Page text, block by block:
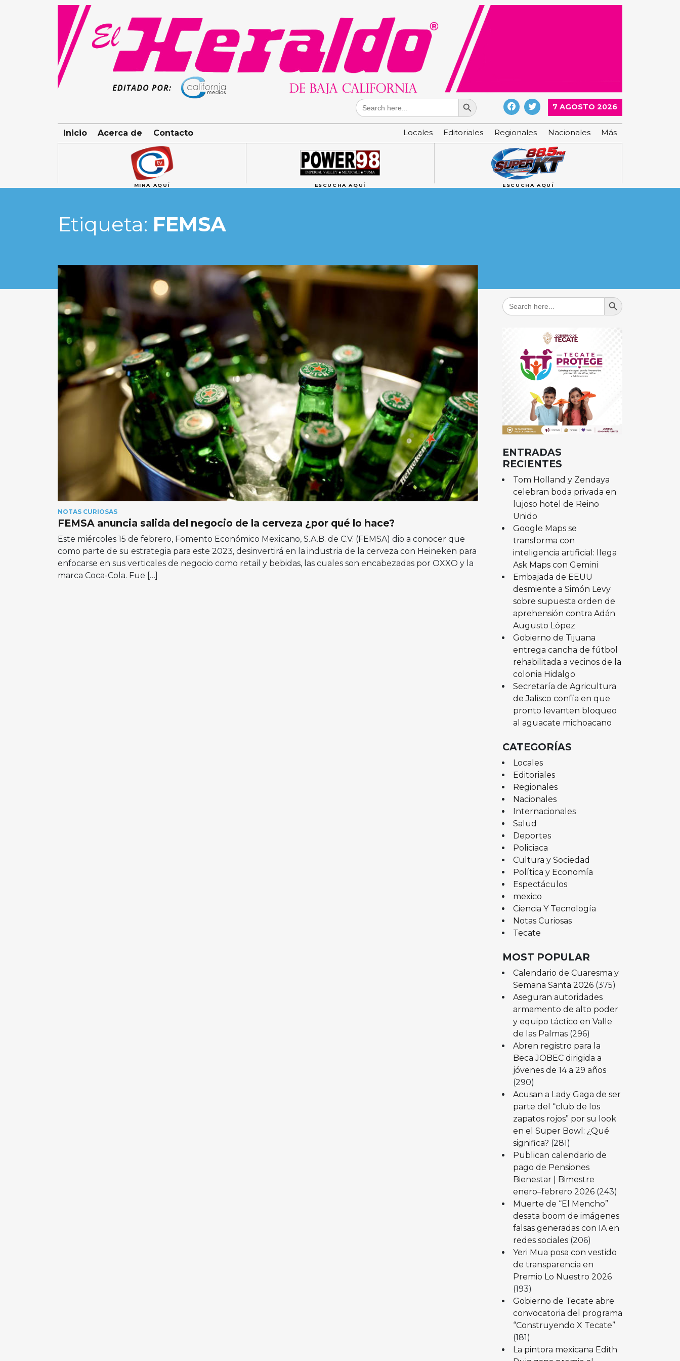
Search
for:
Search Button
7 AGOSTO 2026
Locales Editoriales Regionales Nacionales Más
Inicio Acerca de Contacto
MIRA AQUÍ ESCUCHA AQUÍ ESCUCHA AQUÍ
Etiqueta: FEMSA
NOTAS CURIOSAS
FEMSA anuncia salida del negocio de la cerveza ¿por qué lo hace?
Este miércoles 15 de febrero, Fomento Económico Mexicano, S.A.B. de C.V. (FEMSA) dio a conocer que
como parte de su estrategia para este 2023, desinvertirá en la industria de la cerveza con Heineken para
enfocarse en sus verticales de negocio como retail y bebidas, las cuales son encabezadas por OXXO y la
marca Coca-Cola. Fue […]
Search
for:
Search Button
ENTRADAS
RECIENTES
Tom Holland y Zendaya
celebran boda privada en
lujoso hotel de Reino
Unido
Google Maps se
transforma con
inteligencia artificial: llega
Ask Maps con Gemini
Embajada de EEUU
desmiente a Simón Levy
sobre supuesta orden de
aprehensión contra Adán
Augusto López
Gobierno de Tijuana
entrega cancha de fútbol
rehabilitada a vecinos de la
colonia Hidalgo
Secretaría de Agricultura
de Jalisco confía en que
pronto levanten bloqueo
al aguacate michoacano
CATEGORÍAS
Locales
Editoriales
Regionales
Nacionales
Internacionales
Salud
Deportes
Policiaca
Cultura y Sociedad
Política y Economía
Espectáculos
mexico
Ciencia Y Tecnología
Notas Curiosas
Tecate
MOST POPULAR
Calendario de Cuaresma y
Semana Santa 2026 (375)
Aseguran autoridades
armamento de alto poder
y equipo táctico en Valle
de las Palmas (296)
Abren registro para la
Beca JOBEC dirigida a
jóvenes de 14 a 29 años
(290)
Acusan a Lady Gaga de ser
parte del “club de los
zapatos rojos” por su look
en el Super Bowl: ¿Qué
significa? (281)
Publican calendario de
pago de Pensiones
Bienestar | Bimestre
enero–febrero 2026 (243)
Muerte de “El Mencho”
desata boom de imágenes
falsas generadas con IA en
redes sociales (206)
Yeri Mua posa con vestido
de transparencia en
Premio Lo Nuestro 2026
(193)
Gobierno de Tecate abre
convocatoria del programa
“Construyendo X Tecate”
(181)
La pintora mexicana Edith